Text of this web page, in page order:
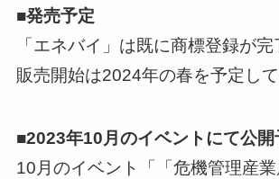
■発売予定
「エネバイ」は既に商標登録が完
販売開始は2024年の春を予定して
■2023年10月のイベントにて公開
10月のイベント「「危機管理産